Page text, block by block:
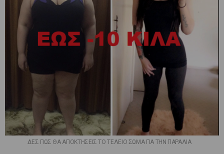
ΔΕΣ ΠΩΣ ΘΑ ΑΠΟΚΤΗΣΕΙΣ ΤΟ ΤΕΛΕΙΟ ΣΩΜΑ ΓΙΑ ΤΗΝ ΠΑΡΑΛΙΑ